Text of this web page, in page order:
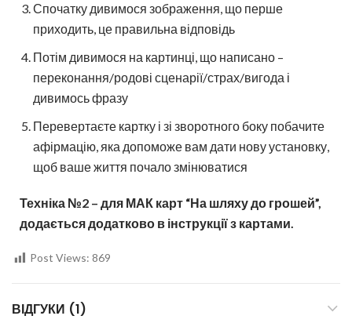
Спочатку дивимося зображення, що перше
приходить, це правильна відповідь
Потім дивимося на картинці, що написано –
переконання/родові сценарії/страх/вигода і
дивимось фразу
Перевертаєте картку і зі зворотного боку побачите
афірмацію, яка допоможе вам дати нову установку,
щоб ваше життя почало змінюватися
Техніка №2 – для МАК карт “На шляху до грошей”,
додається додатково в інструкції з картами.
Post Views: 869
ВІДГУКИ (1)